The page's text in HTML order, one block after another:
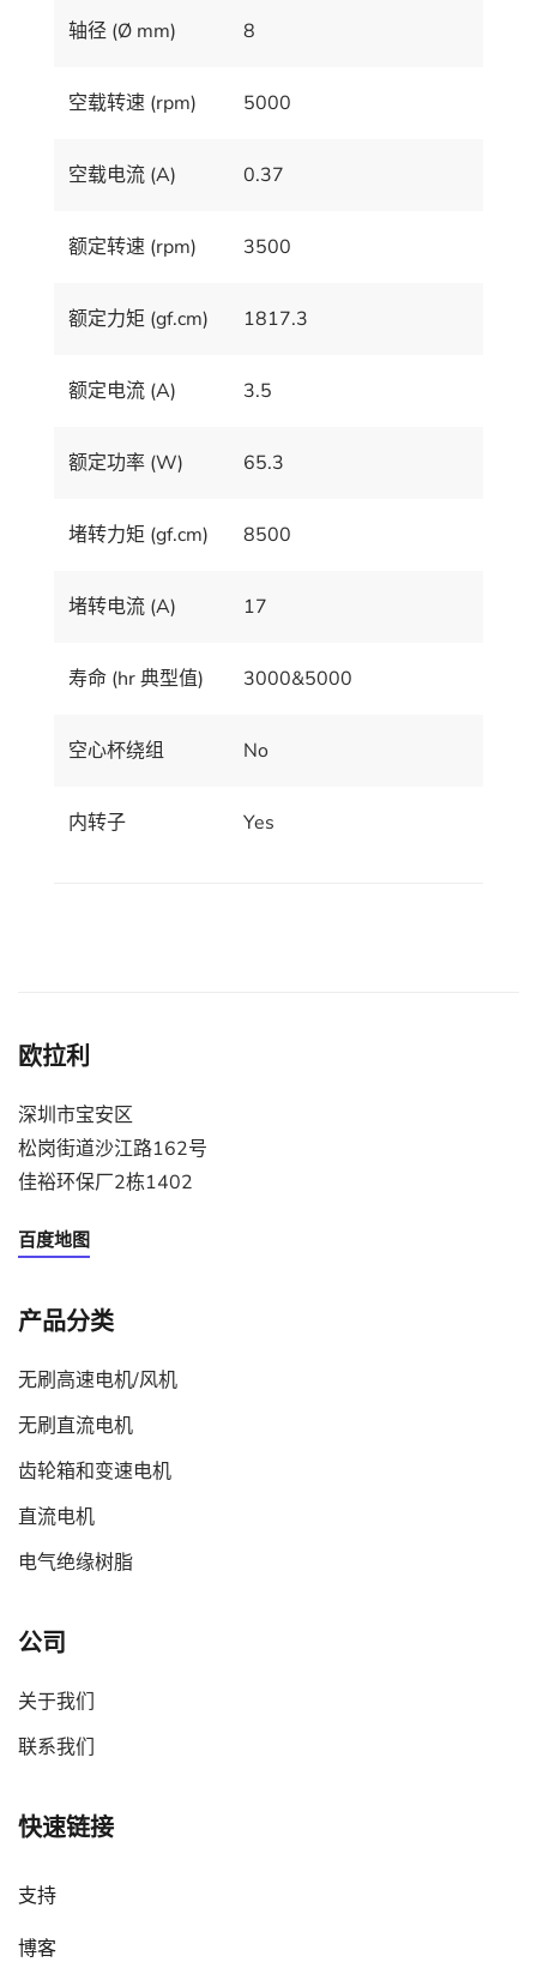
轴径 (Ø mm) 8
空载转速 (rpm) 5000
空载电流 (A) 0.37
额定转速 (rpm) 3500
额定力矩 (gf.cm) 1817.3
额定电流 (A) 3.5
额定功率 (W) 65.3
堵转力矩 (gf.cm) 8500
堵转电流 (A) 17
寿命 (hr 典型值) 3000&5000
空心杯绕组 No
内转子 Yes
欧拉利
深圳市宝安区
松岗街道沙江路162号
佳裕环保厂2栋1402
百度地图
产品分类
无刷高速电机/风机
无刷直流电机
齿轮箱和变速电机
直流电机
电气绝缘树脂
公司
关于我们
联系我们
快速链接
支持
博客